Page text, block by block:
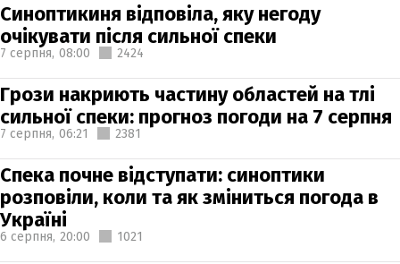
Синоптикиня відповіла, яку негоду
очікувати після сильної спеки
7 серпня, 08:00 2424
Грози накриють частину областей на тлі
сильної спеки: прогноз погоди на 7 серпня
7 серпня, 06:21 2381
Спека почне відступати: синоптики
розповіли, коли та як зміниться погода в
Україні
6 серпня, 20:00 1021